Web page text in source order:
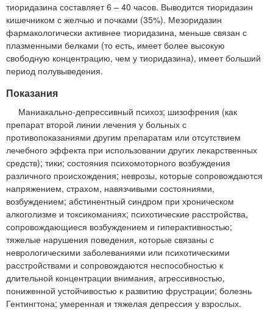
тиоридазина составляет 6 – 40 часов. Выводится тиоридазин
кишечником с желчью и почками (35%). Мезоридазин
фармакологически активнее тиоридазина, меньше связан с
плазменными белками (то есть, имеет более высокую
свободную концентрацию, чем у тиоридазина), имеет больший
период полувыведения.
Показания
Маниакально-депрессивный психоз; шизофрения (как
препарат второй линии лечения у больных с
противопоказаниями другим препаратам или отсутствием
лечебного эффекта при использовании других лекарственных
средств); тики; состояния психомоторного возбуждения
различного происхождения; неврозы, которые сопровождаются
напряжением, страхом, навязчивыми состояниями,
возбуждением; абстинентный синдром при хроническом
алкоголизме и токсикоманиях; психотические расстройства,
сопровождающиеся возбуждением и гиперактивностью;
тяжелые нарушения поведения, которые связаны с
неврологическими заболеваниями или психотическими
расстройствами и сопровождаются неспособностью к
длительной концентрации внимания, агрессивностью,
пониженной устойчивостью к развитию фрустрации; болезнь
Гентингтона; умеренная и тяжелая депрессия у взрослых.